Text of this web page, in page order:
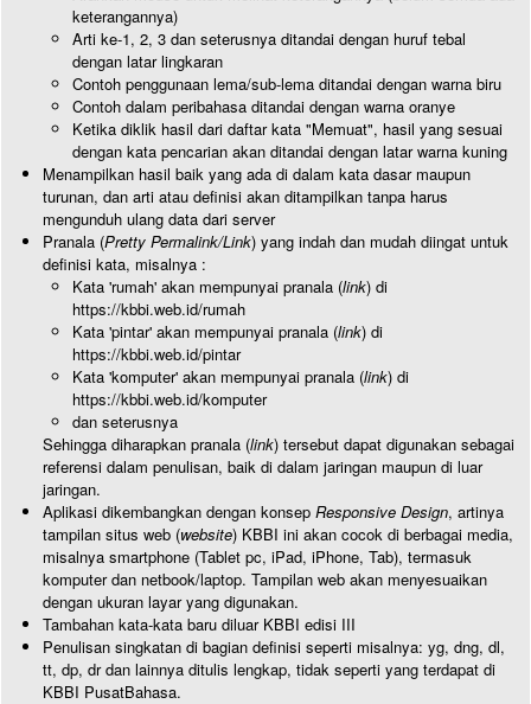
keterangannya)
Arti ke-1, 2, 3 dan seterusnya ditandai dengan huruf tebal
dengan latar lingkaran
Contoh penggunaan lema/sub-lema ditandai dengan warna biru
Contoh dalam peribahasa ditandai dengan warna oranye
Ketika diklik hasil dari daftar kata "Memuat", hasil yang sesuai
dengan kata pencarian akan ditandai dengan latar warna kuning
Menampilkan hasil baik yang ada di dalam kata dasar maupun
turunan, dan arti atau definisi akan ditampilkan tanpa harus
mengunduh ulang data dari server
Pranala (Pretty Permalink/Link) yang indah dan mudah diingat untuk
definisi kata, misalnya :
Kata 'rumah' akan mempunyai pranala (link) di
https://kbbi.web.id/rumah
Kata 'pintar' akan mempunyai pranala (link) di
https://kbbi.web.id/pintar
Kata 'komputer' akan mempunyai pranala (link) di
https://kbbi.web.id/komputer
dan seterusnya
Sehingga diharapkan pranala (link) tersebut dapat digunakan sebagai
referensi dalam penulisan, baik di dalam jaringan maupun di luar
jaringan.
Aplikasi dikembangkan dengan konsep Responsive Design, artinya
tampilan situs web (website) KBBI ini akan cocok di berbagai media,
misalnya smartphone (Tablet pc, iPad, iPhone, Tab), termasuk
komputer dan netbook/laptop. Tampilan web akan menyesuaikan
dengan ukuran layar yang digunakan.
Tambahan kata-kata baru diluar KBBI edisi III
Penulisan singkatan di bagian definisi seperti misalnya: yg, dng, dl,
tt, dp, dr dan lainnya ditulis lengkap, tidak seperti yang terdapat di
KBBI PusatBahasa.